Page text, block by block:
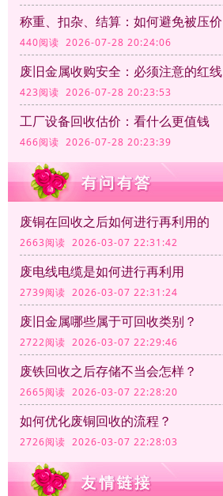
称重、扣杂、结算：如何避免被压价
440阅读 2026-07-28 20:24:06
废旧金属收购安全：必须注意的红线
423阅读 2026-07-28 20:23:53
工厂设备回收估价：看什么更值钱
466阅读 2026-07-28 20:23:39
废铜在回收之后如何进行再利用的
2663阅读 2026-03-07 22:31:42
废电线电缆是如何进行再利用
2739阅读 2026-03-07 22:31:24
废旧金属哪些属于可回收类别？
2722阅读 2026-03-07 22:29:46
废铁回收之后存储不当会怎样？
2665阅读 2026-03-07 22:28:20
如何优化废铜回收的流程？
2726阅读 2026-03-07 22:28:03